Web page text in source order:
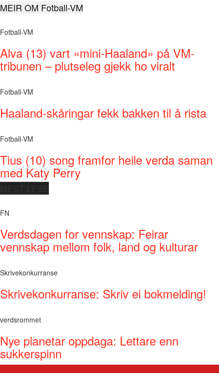
MEIR OM Fotball-VM
Fotball-VM
Alva (13) vart «mini-Haaland» på VM-
tribunen – plutseleg gjekk ho viralt
Fotball-VM
Haaland-skåringar fekk bakken til å rista
Fotball-VM
Tius (10) song framfor heile verda saman
med Katy Perry
FN
Verdsdagen for vennskap: Feirar
vennskap mellom folk, land og kulturar
Skrivekonkurranse
Skrivekonkurranse: Skriv ei bokmelding!
verdsrommet
Nye planetar oppdaga: Lettare enn
sukkerspinn